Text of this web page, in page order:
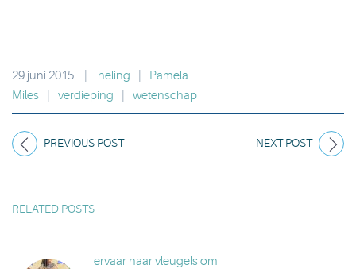
29 juni 2015 heling
Pamela
Miles
verdieping wetenschap
PREVIOUS POST NEXT POST
RELATED POSTS
ervaar haar vleugels om